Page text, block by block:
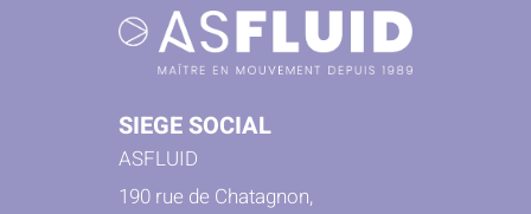
SIEGE SOCIAL
ASFLUID
190 rue de Chatagnon,